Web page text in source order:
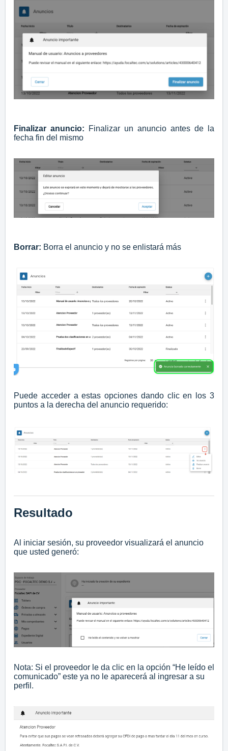
Finalizar anuncio: Finalizar un anuncio antes de la
fecha fin del mismo
Borrar: Borra el anuncio y no se enlistará más
Puede acceder a estas opciones dando clic en los 3
puntos a la derecha del anuncio requerido:
Resultado
Al iniciar sesión, su proveedor visualizará el anuncio
que usted generó:
Nota: Si el proveedor le da clic en la opción “He leído el
comunicado” este ya no le aparecerá al ingresar a su
perfil.